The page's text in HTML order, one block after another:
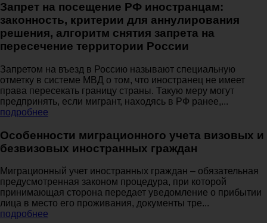
Запрет на посещение РФ иностранцам:
законность, критерии для аннулирования
решения, алгоритм снятия запрета на
пересечение территории России
Запретом на въезд в Россию называют специальную
отметку в системе МВД о том, что иностранец не имеет
права пересекать границу страны. Такую меру могут
предпринять, если мигрант, находясь в РФ ранее,...
подробнее
Особенности миграционного учета визовых и
безвизовых иностранных граждан
Миграционный учет иностранных граждан – обязательная
предусмотренная законом процедура, при которой
принимающая сторона передает уведомление о прибытии
лица в место его проживания, документы тре...
подробнее